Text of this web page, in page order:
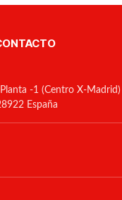
-1 (Centro X-Madrid)
España